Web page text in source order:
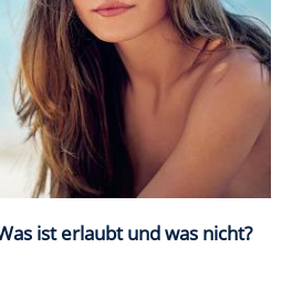
ist erlaubt und was nicht?